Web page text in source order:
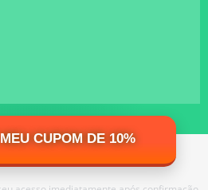
CUPOM DE 10%